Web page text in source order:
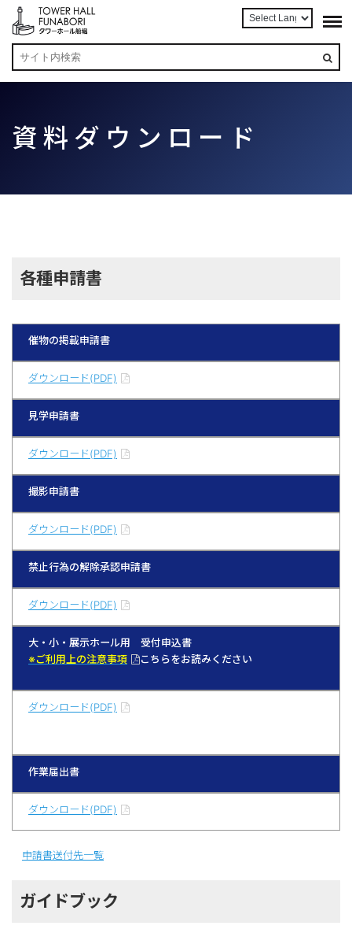
資料ダウンロード
各種申請書
催物の掲載申請書
ダウンロード(PDF)
見学申請書
ダウンロード(PDF)
撮影申請書
ダウンロード(PDF)
禁止行為の解除承認申請書
ダウンロード(PDF)
大・小・展示ホール用 受付申込書
※ご利用上の注意事項
こちらをお読みください
ダウンロード(PDF)
作業届出書
ダウンロード(PDF)
申請書送付先一覧
ガイドブック